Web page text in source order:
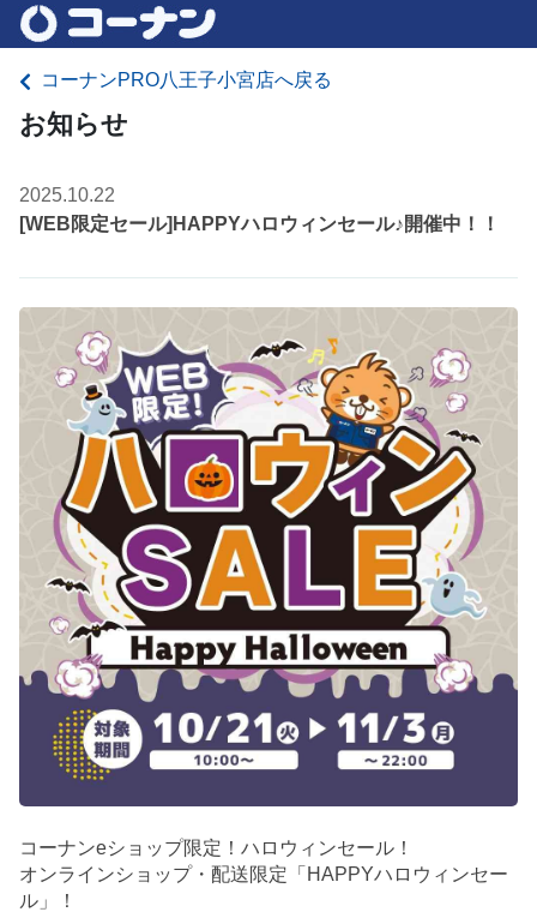
コーナンPRO八王子小宮店へ戻る
お知らせ
2025.10.22
[WEB限定セール]HAPPYハロウィンセール♪開催中！！
コーナンeショップ限定！ハロウィンセール！
オンラインショップ・配送限定「HAPPYハロウィンセー
ル」！